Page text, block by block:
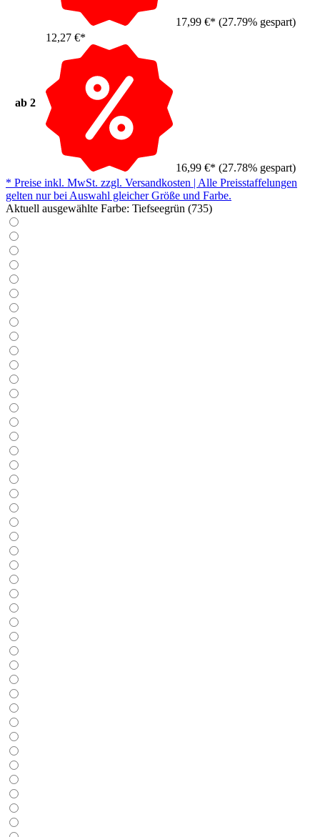
17,99 €*(27.79% gespart)
ab 2
12,27 €*
16,99 €*(27.78% gespart)
* Preise inkl. MwSt. zzgl. Versandkosten | Alle Preisstaffelungen
gelten nur bei Auswahl gleicher Größe und Farbe.
Aktuell ausgewählte Farbe: Tiefseegrün (735)